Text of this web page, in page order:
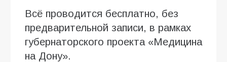
Всё проводится бесплатно, без
предварительной записи, в рамках
губернаторского проекта «Медицина
на Дону».